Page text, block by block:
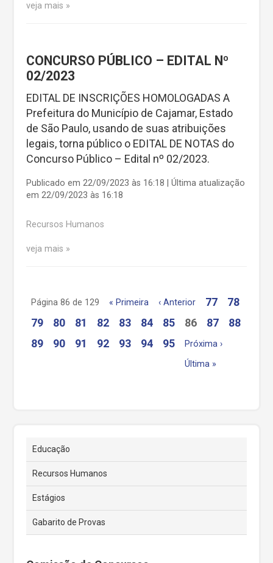
veja mais
CONCURSO PÚBLICO – EDITAL Nº
02/2023
EDITAL DE INSCRIÇÕES HOMOLOGADAS A
Prefeitura do Município de Cajamar, Estado
de São Paulo, usando de suas atribuições
legais, torna público o EDITAL DE NOTAS do
Concurso Público – Edital nº 02/2023.
Publicado em 22/09/2023 às 16:18 | Última atualização
em 22/09/2023 às 16:18
Recursos Humanos
veja mais
Página 86 de 129 « Primeira ‹ Anterior 77
78
79
80 81 82 83 84 85 86 87
88
89
90 91 92 93 94 95
Próxima ›
Última »
Educação
Recursos Humanos
Estágios
Gabarito de Provas